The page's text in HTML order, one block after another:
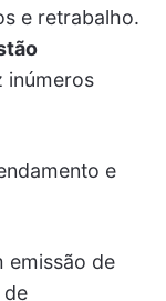
e retrabalho.
e
emissão de
de